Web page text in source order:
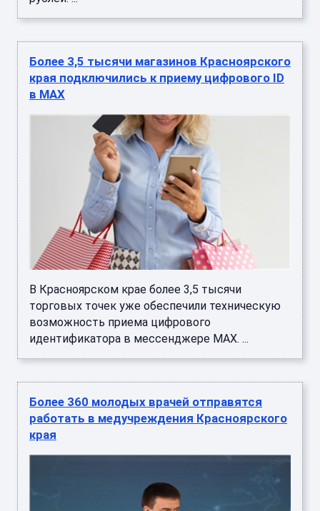
Более 3,5 тысячи магазинов Красноярского
края подключились к приему цифрового ID
в MAX
В Красноярском крае более 3,5 тысячи
торговых точек уже обеспечили техническую
возможность приема цифрового
идентификатора в мессенджере MAX. ...
Более 360 молодых врачей отправятся
работать в медучреждения Красноярского
края